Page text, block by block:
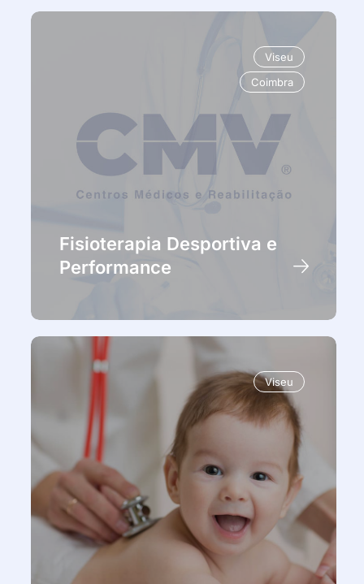
Viseu
Coimbra
Fisioterapia Desportiva e
Performance
Viseu